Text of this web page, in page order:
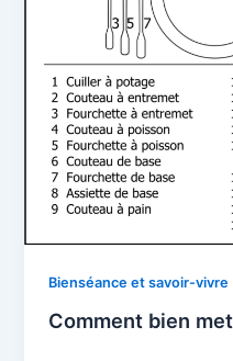
Bienséance et savoir-vivre
Comment bien